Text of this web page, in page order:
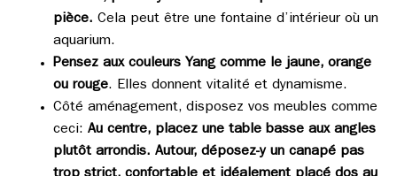
pièce. Cela peut être une fontaine d’intérieur où un
aquarium.
Pensez aux couleurs Yang comme le jaune, orange
ou rouge. Elles donnent vitalité et dynamisme.
Côté aménagement, disposez vos meubles comme
ceci: Au centre, placez une table basse aux angles
plutôt arrondis. Autour, déposez-y un canapé pas